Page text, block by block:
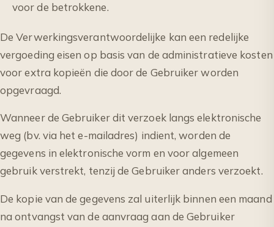
voor de betrokkene.
De Verwerkingsverantwoordelijke kan een redelijke
vergoeding eisen op basis van de administratieve kosten
voor extra kopieën die door de Gebruiker worden
opgevraagd.
Wanneer de Gebruiker dit verzoek langs elektronische
weg (bv. via het e-mailadres) indient, worden de
gegevens in elektronische vorm en voor algemeen
gebruik verstrekt, tenzij de Gebruiker anders verzoekt.
De kopie van de gegevens zal uiterlijk binnen een maand
na ontvangst van de aanvraag aan de Gebruiker